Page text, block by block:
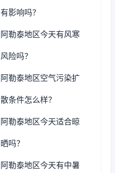
有影响吗？
阿勒泰地区今天有风寒
风险吗？
阿勒泰地区空气污染扩
散条件怎么样？
阿勒泰地区今天适合晾
晒吗？
阿勒泰地区今天有中暑